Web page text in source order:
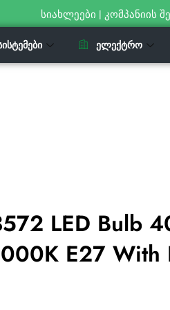
სიახლეები | კომპანიის
ᲔᲚᲔᲥᲢᲠᲝ
LED Bulb
E27 With